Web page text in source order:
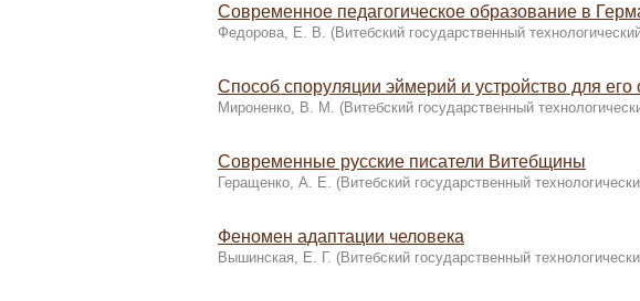
Современное педагогическое образование в
Федорова, Е. В. (Витебский государственный
Способ споруляции эймерий и устройство для его
Мироненко, В. М. (Витебский государственный
Современные русские писатели Витебщины
Геращенко, А. Е. (Витебский государственный
Феномен адаптации человека
Вышинская, Е. Г. (Витебский государственный